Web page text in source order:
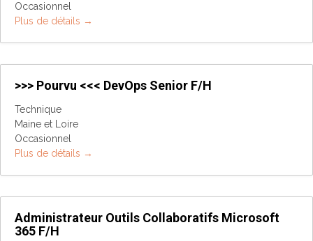
Occasionnel
Plus de détails
>>> Pourvu <<< DevOps Senior F/H
Technique
Maine et Loire
Occasionnel
Plus de détails
Administrateur Outils Collaboratifs Microsoft
365 F/H